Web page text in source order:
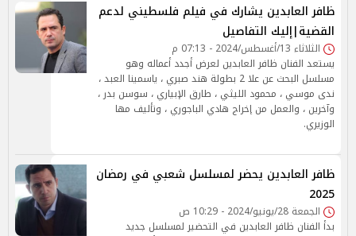
ظافر العابدين يشارك في فيلم فلسطيني لدعم
القضية|إليك التفاصيل
الثلاثاء 13/أغسطس/2024 - 07:13 م
يستعد الفنان ظافر العابدين لعرض أجدد أعماله وهو
مسلسل البحث عن علا 2 بطولة هند صبري ، ياسمينا العبد ،
ندى موسي ، محمود الليثي ، طارق الإبياري ، سوسن بدر ،
وآخرين ، والعمل من إخراج هادي الباجوري ، وتأليف مها
الوزيري.
ظافر العابدين يحضر لمسلسل شعبي في رمضان
2025
الجمعة 28/يونيو/2024 - 10:29 ص
بدأ الفنان ظافر العابدين في التحضير لمسلسل جديد